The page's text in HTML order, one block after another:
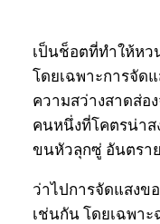
เป็นช็อตที่ทำให้หวน
โดยเฉพาะการจัด
ความสว่างสาดส่อ
คนหนึ่งที่โคตรน่าส
ขนหัวลุกซู่ อันตรา
ว่าไปการจัดแสงข
เช่นกัน โดยเฉพาะ